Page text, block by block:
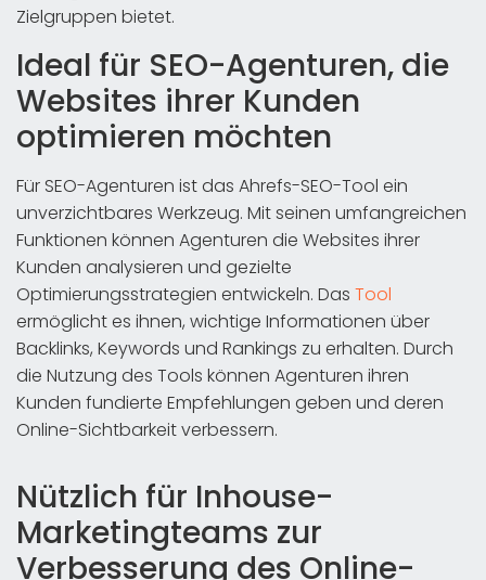
Zielgruppen bietet.
Ideal für SEO-Agenturen, die
Websites ihrer Kunden
optimieren möchten
Für SEO-Agenturen ist das Ahrefs-SEO-Tool ein
unverzichtbares Werkzeug. Mit seinen umfangreichen
Funktionen können Agenturen die Websites ihrer
Kunden analysieren und gezielte
Optimierungsstrategien entwickeln. Das Tool
ermöglicht es ihnen, wichtige Informationen über
Backlinks, Keywords und Rankings zu erhalten. Durch
die Nutzung des Tools können Agenturen ihren
Kunden fundierte Empfehlungen geben und deren
Online-Sichtbarkeit verbessern.
Nützlich für Inhouse-
Marketingteams zur
Verbesserung des Online-